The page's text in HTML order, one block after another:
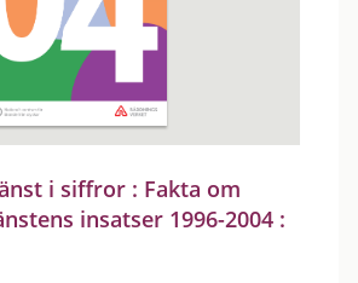
i siffror : Fakta om
insatser 1996-2004 :